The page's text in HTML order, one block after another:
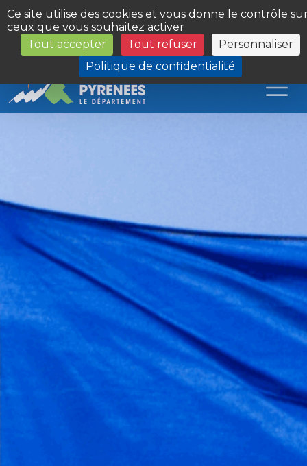
Panneau de gestion des cookies
Ce site utilise des cookies et vous donne le contrôle
ceux que vous souhaitez activer
Tout accepter
Tout refuser
Personnaliser
Politique de confidentialité
Les Sites du Département